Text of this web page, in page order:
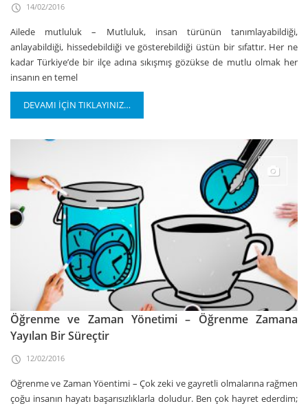
14/02/2016
Ailede mutluluk – Mutluluk, insan türünün tanımlayabildiği,
anlayabildiği, hissedebildiği ve gösterebildiği üstün bir sıfattır. Her ne
kadar Türkiye’de bir ilçe adına sıkışmış gözükse de mutlu olmak her
insanın en temel
DEVAMI İÇİN TIKLAYINIZ…
Öğrenme ve Zaman Yönetimi – Öğrenme Zamana
Yayılan Bir Süreçtir
12/02/2016
Öğrenme ve Zaman Yöentimi – Çok zeki ve gayretli olmalarına rağmen
çoğu insanın hayatı başarısızlıklarla doludur. Ben çok hayret ederdim;